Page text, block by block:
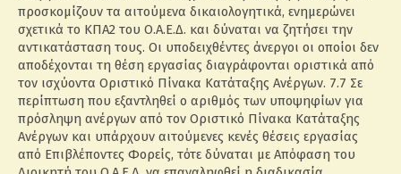
προσκομίζουν τα αιτούμενα δικαιολογητικά, ενημερώνει
σχετικά το ΚΠΑ2 του Ο.Α.Ε.Δ. και δύναται να ζητήσει την
αντικατάσταση τους. Οι υποδειχθέντες άνεργοι οι οποίοι δεν
αποδέχονται τη θέση εργασίας διαγράφονται οριστικά από
τον ισχύοντα Οριστικό Πίνακα Κατάταξης Ανέργων. 7.7 Σε
περίπτωση που εξαντληθεί ο αριθμός των υποψηφίων για
πρόσληψη ανέργων από τον Οριστικό Πίνακα Κατάταξης
Ανέργων και υπάρχουν αιτούμενες κενές θέσεις εργασίας
από Επιβλέποντες Φορείς, τότε δύναται με Απόφαση του